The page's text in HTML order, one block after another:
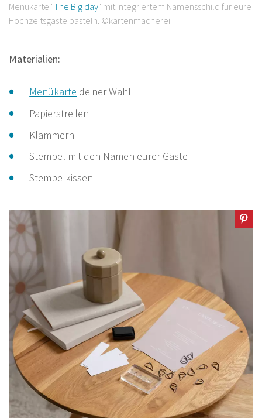
Menükarte "The Big day" mit integriertem Namensschild für eure
Hochzeitsgäste basteln. ©kartenmacherei
Materialien:
Menükarte deiner Wahl
Papierstreifen
Klammern
Stempel mit den Namen eurer Gäste
Stempelkissen